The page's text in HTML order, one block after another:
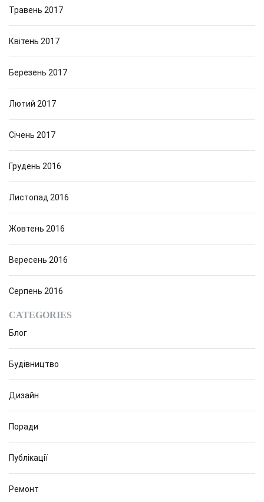
Травень 2017
Квітень 2017
Березень 2017
Лютий 2017
Січень 2017
Грудень 2016
Листопад 2016
Жовтень 2016
Вересень 2016
Серпень 2016
CATEGORIES
Блог
Будівництво
Дизайн
Поради
Публікації
Ремонт